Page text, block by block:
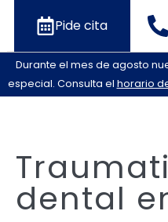
Pide cita
Durante el mes de agosto
especial. Consulta el horario
dental